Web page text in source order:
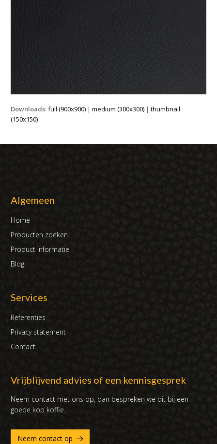
Downloads:full (900x900) |medium (300x300) |thumbnail
(150x150)
Algemeen
Home
Producten zoeken
Product informatie
Blog
Services
Referenties
Privacy statement
Contact
Vrijblijvend advies of een kennisgesprek
Neem contact met ons op, dan bespreken we dit bij een
goede kop koffie.
Neem contact op